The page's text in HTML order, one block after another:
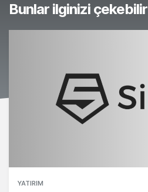
Bunlar ilginizi çekebilir
YATIRIM